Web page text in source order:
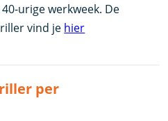
urige werkweek. De
vind je hier
per